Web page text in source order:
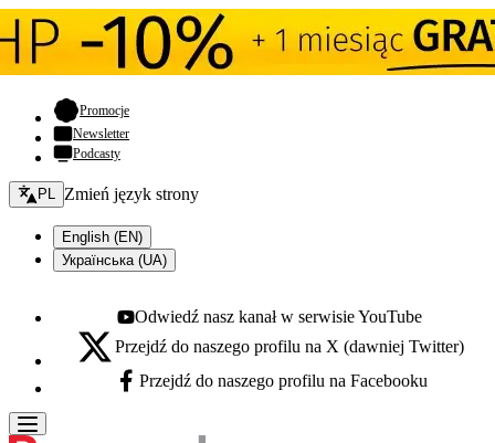
Promocje- otwiera się w nowej karcie
Newsletter
Podcasty
Zmień język - bieżący:
PL Zmień język strony
English (EN)
Українська (UA)
Youtube - otwiera się w nowej karcie
Odwiedź nasz kanał w serwisie YouTube
X - otwiera się w nowej karcie
Przejdź do naszego profilu na X (dawniej Twitter)
Facebook - otwiera się w nowej karcie
Przejdź do naszego profilu na Facebooku